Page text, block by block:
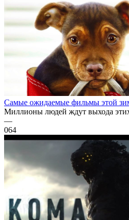
Самые ожидаемые фильмы этой
Миллионы людей ждут выхода
—
064